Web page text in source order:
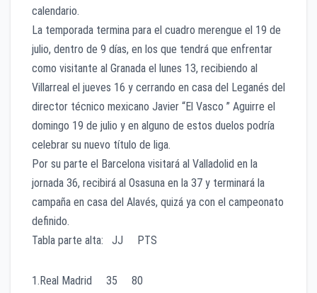
calendario.
La temporada termina para el cuadro merengue el 19 de
julio, dentro de 9 días, en los que tendrá que enfrentar
como visitante al Granada el lunes 13, recibiendo al
Villarreal el jueves 16 y cerrando en casa del Leganés del
director técnico mexicano Javier “El Vasco ” Aguirre el
domingo 19 de julio y en alguno de estos duelos podría
celebrar su nuevo título de liga.
Por su parte el Barcelona visitará al Valladolid en la
jornada 36, recibirá al Osasuna en la 37 y terminará la
campaña en casa del Alavés, quizá ya con el campeonato
definido.
Tabla parte alta: JJ PTS
1.Real Madrid 35 80